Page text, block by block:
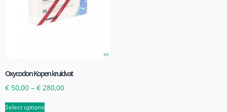
Oxycodon Kopen kruidvat
€ 50,00 – € 280,00
Select options